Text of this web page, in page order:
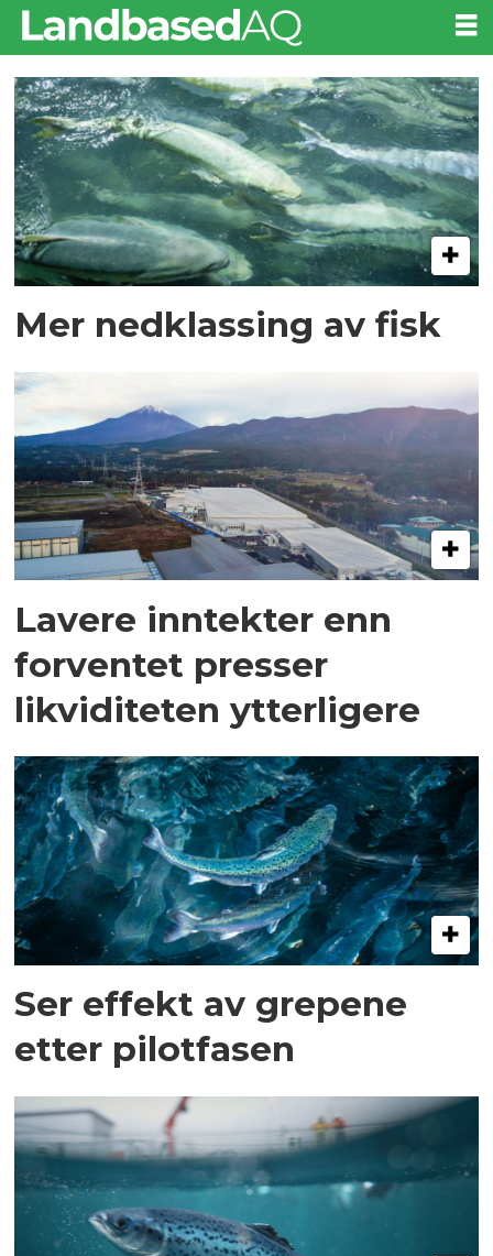
Tag:
q1
Mer nedklassing av fisk
Lavere inntekter enn
forventet presser
likviditeten ytterligere
Ser effekt av grepene
etter pilotfasen